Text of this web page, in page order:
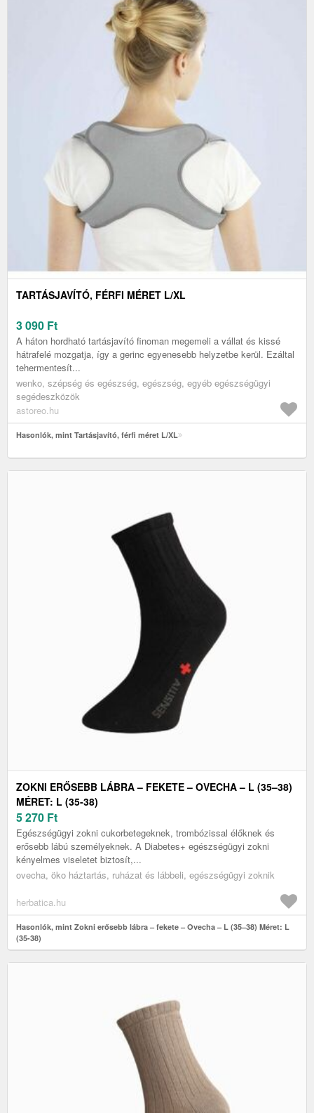
TARTÁSJAVÍTÓ, FÉRFI MÉRET L/XL
3 090 Ft
A háton hordható tartásjavító finoman megemeli a vállat és kissé
hátrafelé mozgatja, így a gerinc egyenesebb helyzetbe kerül. Ezáltal
tehermentesít...
wenko, szépség és egészség, egészség, egyéb egészségügyi
segédeszközök
astoreo.hu
Hasonlók, mint Tartásjavító, férfi méret L/XL
ZOKNI ERŐSEBB LÁBRA – FEKETE – OVECHA – L (35–38)
MÉRET: L (35-38)
5 270 Ft
Egészségügyi zokni cukorbetegeknek, trombózissal élőknek és
erősebb lábú személyeknek. A Diabetes+ egészségügyi zokni
kényelmes viseletet biztosít,...
ovecha, öko háztartás, ruházat és lábbeli, egészségügyi zoknik
herbatica.hu
Hasonlók, mint Zokni erősebb lábra – fekete – Ovecha – L (35–38) Méret: L
(35-38)